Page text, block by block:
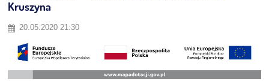
ZDALNE
Kruszyna
20.05.2020 21:30